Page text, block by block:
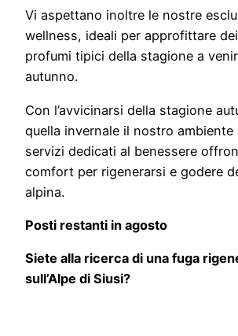
Vi aspettano inoltre le nostre
wellness, ideali per approfittare
profumi tipici della stagione a
autunno.
Con l’avvicinarsi della stagione
quella invernale il nostro ambiente
servizi dedicati al benessere
comfort per rigenerarsi e godere
alpina.
Posti restanti in agosto
Siete alla ricerca di una fuga
sull’Alpe di Siusi?